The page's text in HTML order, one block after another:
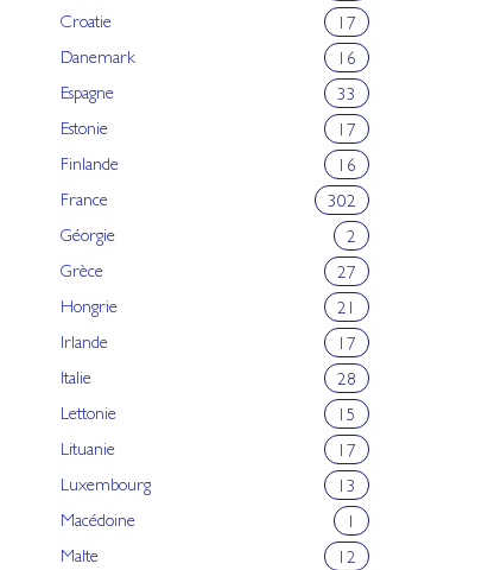
Croatie
17
Danemark
16
Espagne
33
Estonie
17
Finlande
16
France
302
Géorgie
2
Grèce
27
Hongrie
21
Irlande
17
Italie
28
Lettonie
15
Lituanie
17
Luxembourg
13
Macédoine
1
Malte
12